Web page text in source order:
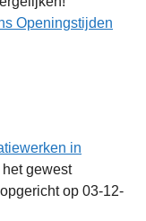
Openingstijden
in
het gewest
op 03-12-